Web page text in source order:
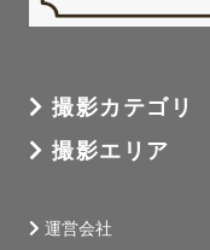
撮影カテゴリ
撮影エリア
運営会社